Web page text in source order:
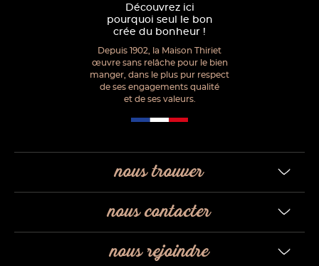
Découvrez ici
pourquoi seul le bon
crée du bonheur !
Depuis 1902, la Maison Thiriet
œuvre sans relâche pour le bien
manger, dans le plus pur respect
de ses engagements qualité
et de ses valeurs.
nous trouver
nous contacter
nous rejoindre